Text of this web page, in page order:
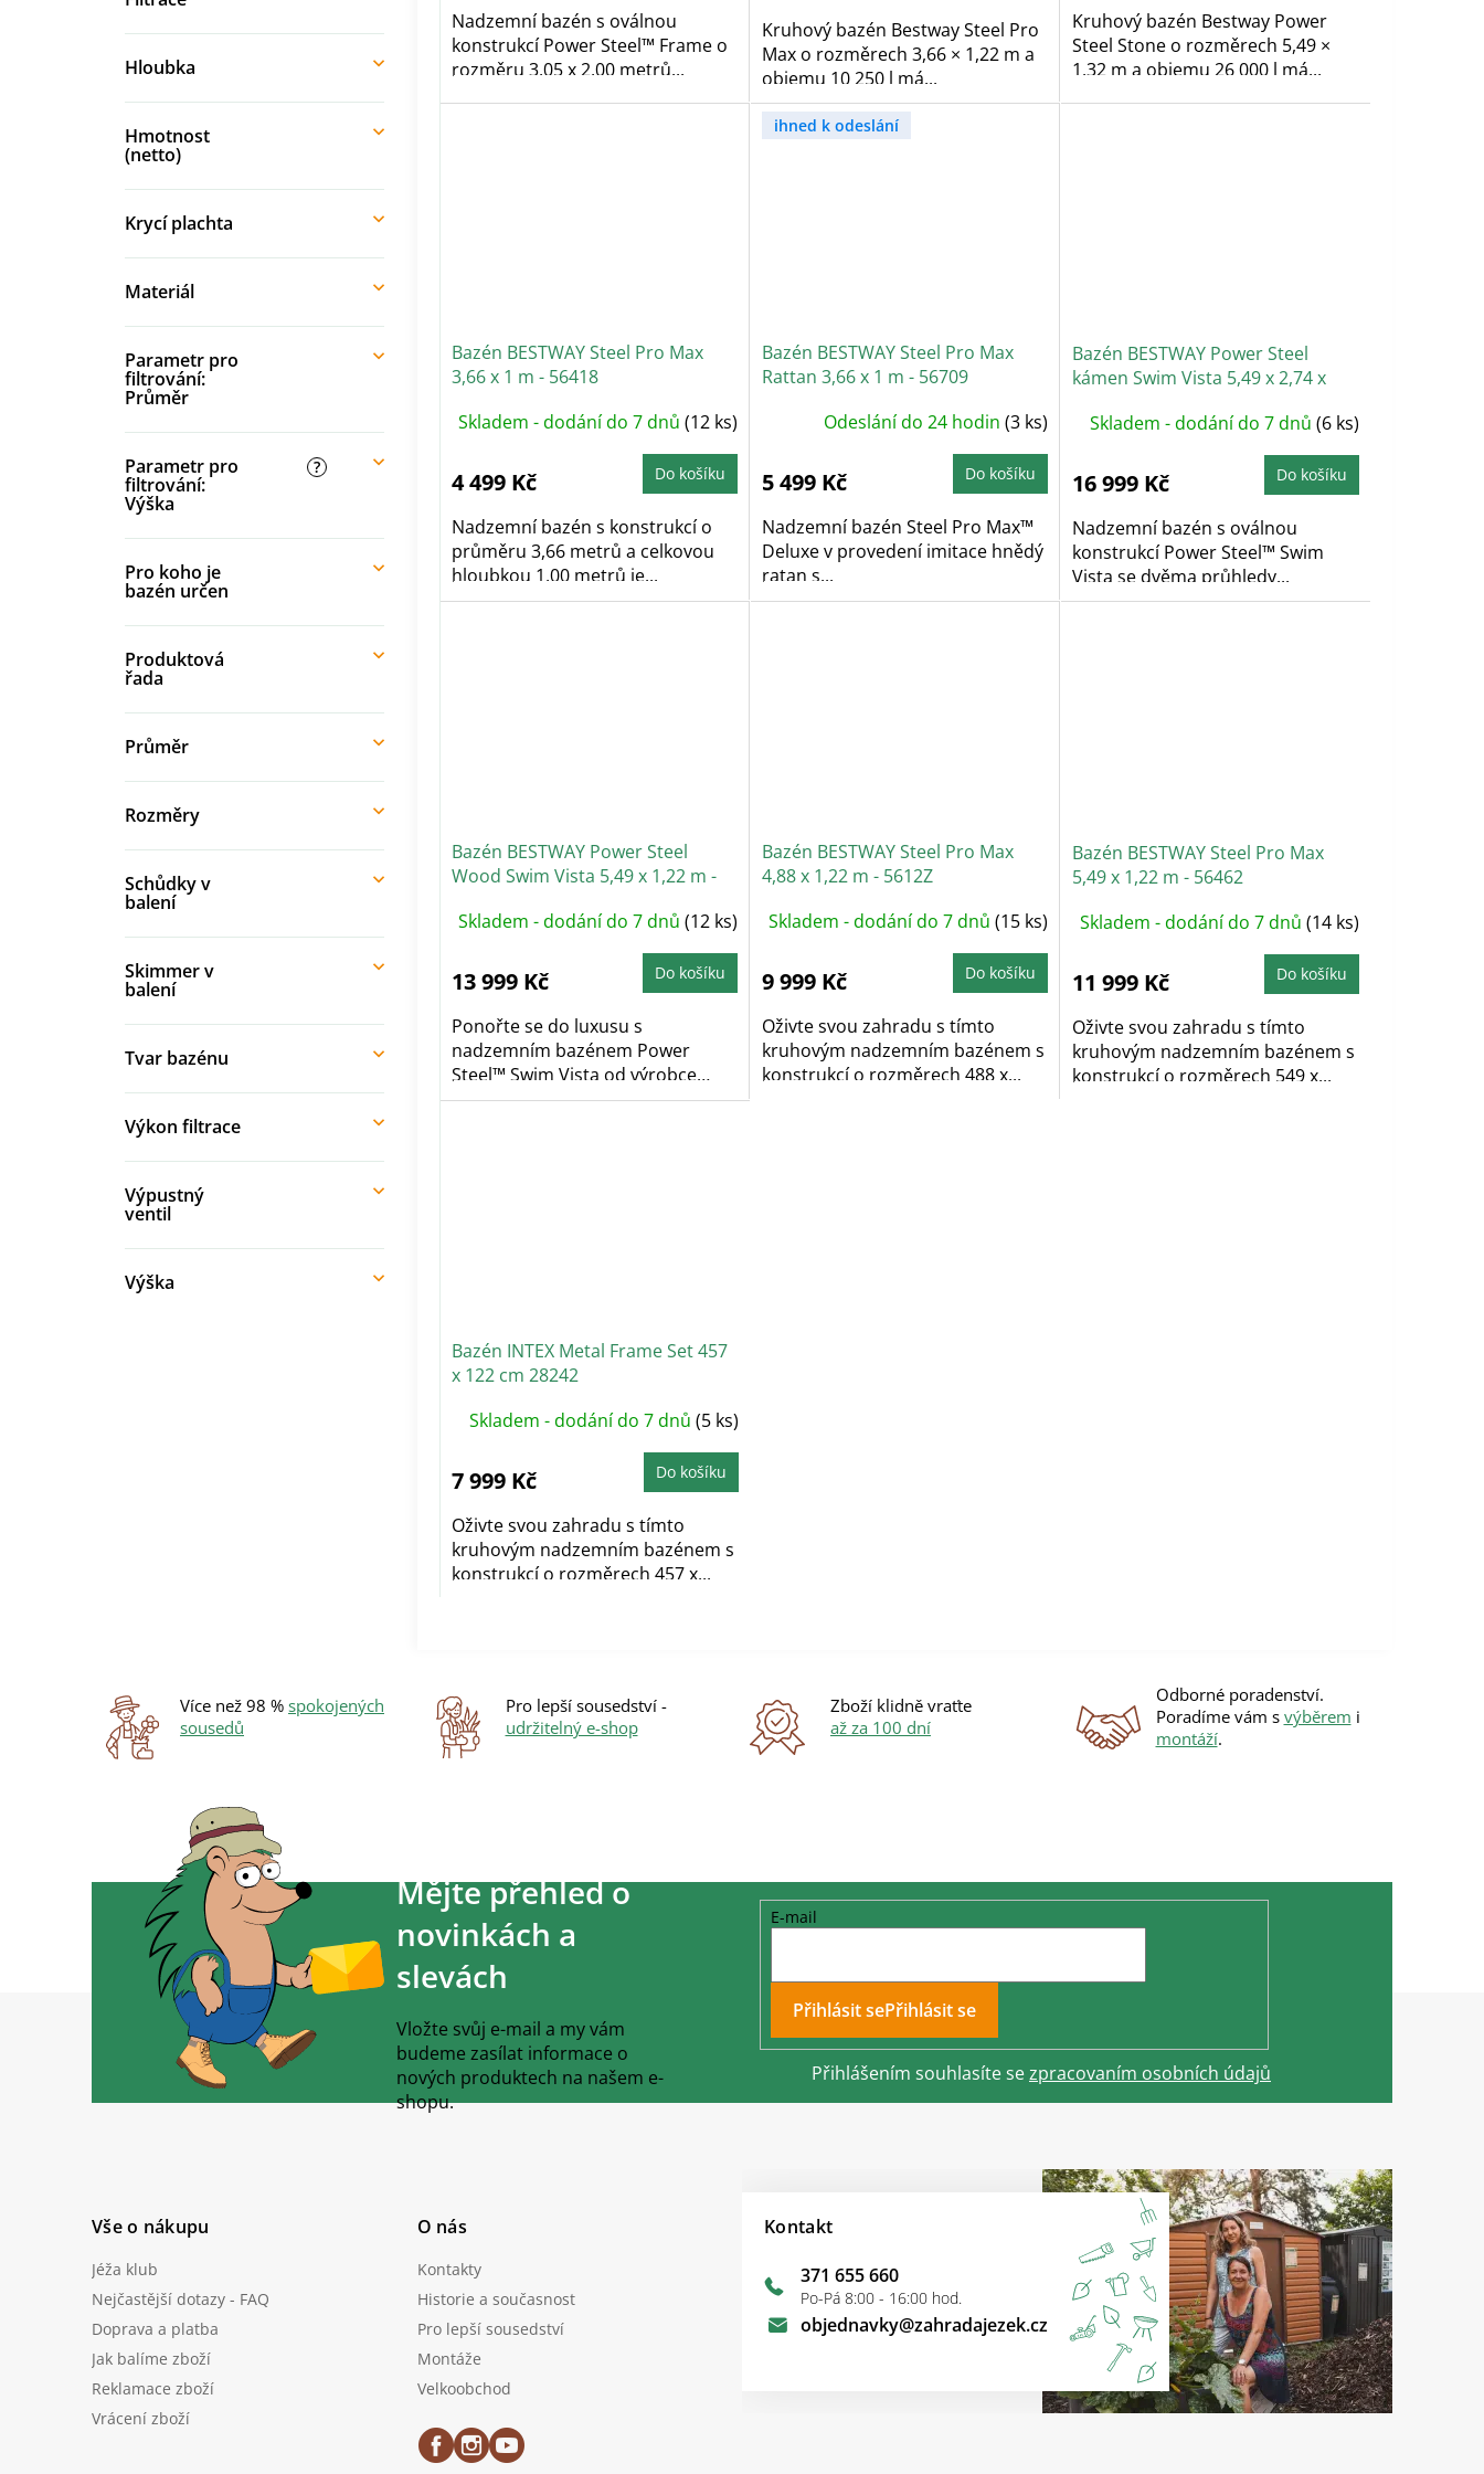
Hloubka
Hmotnost
(netto)
Krycí plachta
Materiál
Parametr pro
filtrování:
Průměr
Parametr pro
filtrování:
Výška
?
Pro koho je
bazén určen
Produktová
řada
Průměr
Rozměry
Schůdky v
balení
Skimmer v
balení
Tvar bazénu
Výkon filtrace
Výpustný
ventil
Výška
Nadzemní bazén s oválnou
konstrukcí Power Steel™ Frame o
rozměru 3,05 x 2,00 metrů...
Kruhový bazén Bestway Steel Pro
Max o rozměrech 3,66 × 1,22 m a
objemu 10 250 l má...
Kruhový bazén Bestway Power
Steel Stone o rozměrech 5,49 ×
1,32 m a objemu 26 000 l má...
Bazén BESTWAY Steel Pro Max
3,66 x 1 m - 56418
Skladem - dodání do 7 dnů (12 ks)
4 499 Kč Do košíku
Nadzemní bazén s konstrukcí o
průměru 3,66 metrů a celkovou
hloubkou 1,00 metrů je...
ihned k odeslání
Bazén BESTWAY Steel Pro Max
Rattan 3,66 x 1 m - 56709
Odeslání do 24 hodin (3 ks)
5 499 Kč Do košíku
Nadzemní bazén Steel Pro Max™
Deluxe v provedení imitace hnědý
ratan s...
Bazén BESTWAY Power Steel
kámen Swim Vista 5,49 x 2,74 x
Skladem - dodání do 7 dnů (6 ks)
16 999 Kč Do košíku
Nadzemní bazén s oválnou
konstrukcí Power Steel™ Swim
Vista se dvěma průhledy...
Bazén BESTWAY Power Steel
Wood Swim Vista 5,49 x 1,22 m -
Skladem - dodání do 7 dnů (12 ks)
13 999 Kč Do košíku
Ponořte se do luxusu s
nadzemním bazénem Power
Steel™ Swim Vista od výrobce
BESTWAY,...
Bazén BESTWAY Steel Pro Max
4,88 x 1,22 m - 5612Z
Skladem - dodání do 7 dnů (15 ks)
9 999 Kč Do košíku
Oživte svou zahradu s tímto
kruhovým nadzemním bazénem s
konstrukcí o rozměrech 488 x...
Bazén BESTWAY Steel Pro Max
5,49 x 1,22 m - 56462
Skladem - dodání do 7 dnů (14 ks)
11 999 Kč Do košíku
Oživte svou zahradu s tímto
kruhovým nadzemním bazénem s
konstrukcí o rozměrech 549 x...
Bazén INTEX Metal Frame Set 457
x 122 cm 28242
Skladem - dodání do 7 dnů (5 ks)
7 999 Kč Do košíku
Oživte svou zahradu s tímto
kruhovým nadzemním bazénem s
konstrukcí o rozměrech 457 x...
d
a
y
v
s
u
Více než 98 % spokojených
sousedů
Pro lepší sousedství -
udržitelný e-shop
Zboží klidně vraťte
až za 100 dní
Odborné poradenství.
Poradíme vám s výběrem i
montáží.
Mějte přehled o
novinkách a
slevách
Vložte svůj e-mail a my vám
budeme zasílat informace o
nových produktech na našem e-
shopu.
E-mail
Přihlásit se
Přihlášením souhlasíte sezpracovaním osobních údajů
Vše o nákupu
Jéža klub
Nejčastější dotazy - FAQ
Doprava a platba
Jak balíme zboží
Reklamace zboží
Vrácení zboží
O nás
Kontakty
Historie a současnost
Pro lepší sousedství
Montáže
Velkoobchod
Kontakt
objednavky@zahradajezek.cz
371 655 660
Po-Pá 8:00 - 16:00 hod.